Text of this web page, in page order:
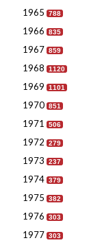
1965 788
1966 835
1967 859
1968 1120
1969 1101
1970 851
1971 506
1972 279
1973 237
1974 379
1975 382
1976 303
1977 303